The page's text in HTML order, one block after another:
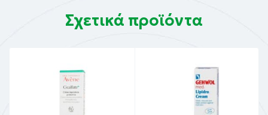
Σχετικά προϊόντα